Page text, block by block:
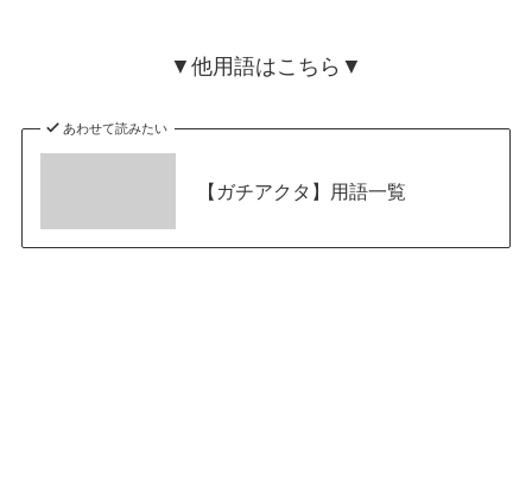
▼他用語はこちら▼
あわせて読みたい
【ガチアクタ】用語一覧